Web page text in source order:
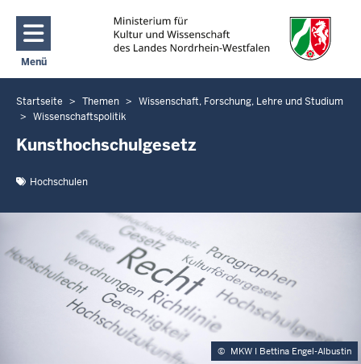
Direkt zum Inhalt
Menü
Navigation aktivieren/deaktivieren: Main Menu
Sie
befinden
sich
Startseite Themen
Wissenschaft, Forschung, Lehre und Studium
Wissenschaftspolitik
Kunsthochschulgesetz
Hochschulen
© MKW I Bettina Engel-Albustin